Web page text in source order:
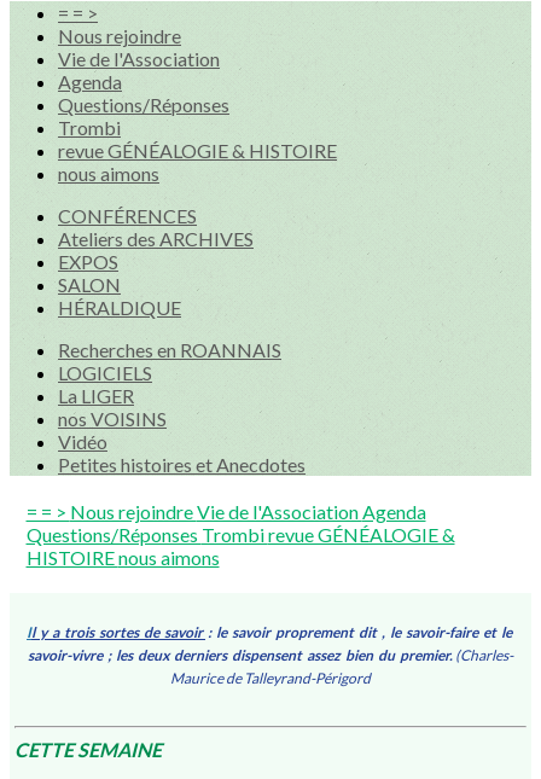
= = >
Nous rejoindre
Vie de l'Association
Agenda
Questions/Réponses
Trombi
revue GÉNÉALOGIE & HISTOIRE
nous aimons
CONFÉRENCES
Ateliers des ARCHIVES
EXPOS
SALON
HÉRALDIQUE
Recherches en ROANNAIS
LOGICIELS
La LIGER
nos VOISINS
Vidéo
Petites histoires et Anecdotes
= = > Nous rejoindreVie de l'AssociationAgenda
Questions/Réponses Trombirevue GÉNÉALOGIE &
HISTOIREnous aimons
Il y a trois sortes de savoir : le savoir proprement dit , le savoir-faire et le
savoir-vivre ; les deux derniers dispensent assez bien du premier. (Charles-
Maurice de Talleyrand-Périgord
CETTE SEMAINE